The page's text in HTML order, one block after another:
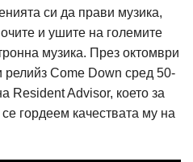
си да прави музика,
и ушите на големите
музика. През октомври
релийз Come Down сред 50-
Resident Advisor, което за
гордеем качествата му на